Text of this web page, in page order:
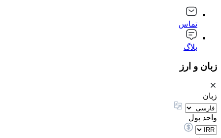
تماس
بلاگ
زبان و ارز
زبان
واحد پول